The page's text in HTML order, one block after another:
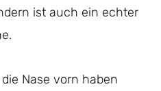
ist auch ein echter
Nase vorn haben